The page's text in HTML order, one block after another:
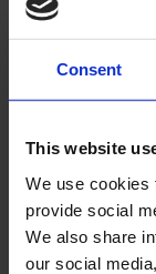
Consent
This website
We use cookies
provide social
We also share
our social